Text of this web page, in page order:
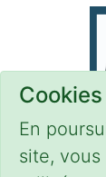
Cookies
En
site, vous